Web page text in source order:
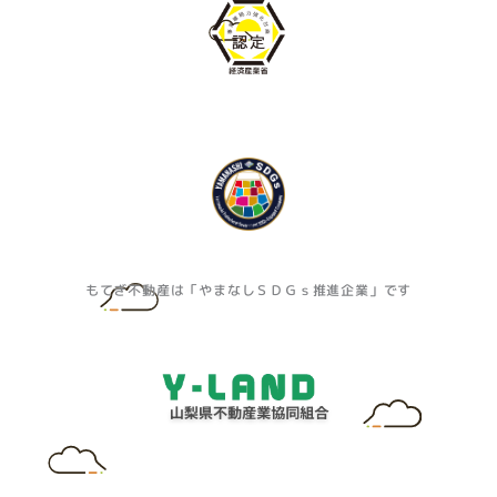
もてぎ不動産は「やまなしＳＤＧｓ推進企業」です